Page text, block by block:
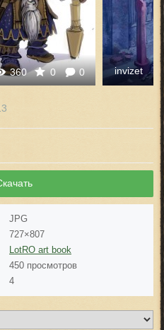
360 0 0 invizet
JPG
727×807
LotRO art book
450 просмотров
4